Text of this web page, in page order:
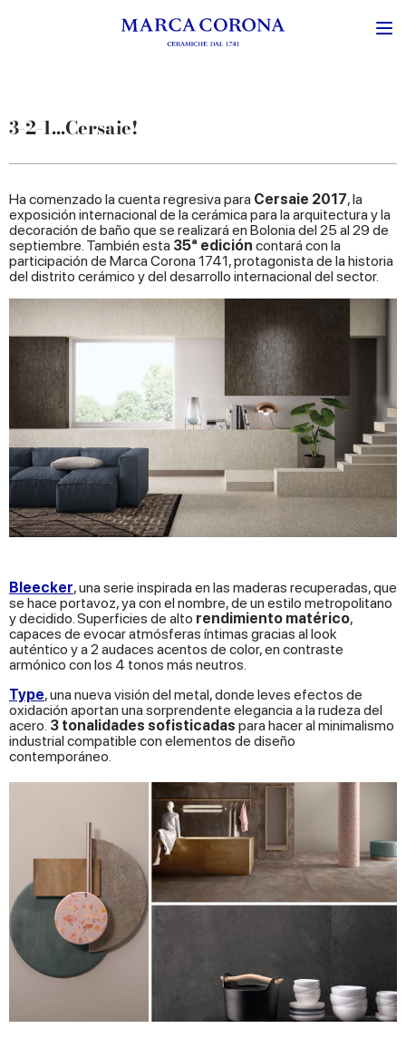
3-2-1...Cersaie!
Ha comenzado la cuenta regresiva para Cersaie 2017, la
exposición internacional de la cerámica para la arquitectura y la
decoración de baño que se realizará en Bolonia del 25 al 29 de
septiembre. También esta 35ª edición contará con la
participación de Marca Corona 1741, protagonista de la historia
del distrito cerámico y del desarrollo internacional del sector.
Bleecker, una serie inspirada en las maderas recuperadas, que
se hace portavoz, ya con el nombre, de un estilo metropolitano
y decidido. Superficies de alto rendimiento matérico,
capaces de evocar atmósferas íntimas gracias al look
auténtico y a 2 audaces acentos de color, en contraste
armónico con los 4 tonos más neutros.
Type, una nueva visión del metal, donde leves efectos de
oxidación aportan una sorprendente elegancia a la rudeza del
acero. 3 tonalidades sofisticadas para hacer al minimalismo
industrial compatible con elementos de diseño
contemporáneo.